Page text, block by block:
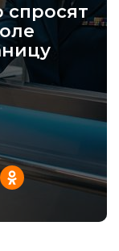
спросят